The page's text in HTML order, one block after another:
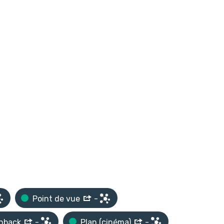
Point de vue -